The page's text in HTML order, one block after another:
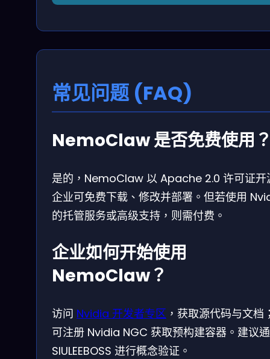
常见问题 (FAQ)
NemoClaw 是否免费使用
是的，NemoClaw 以 Apache 2.0 许可证开
企业可免费下载、修改并部署。但若使用
的托管服务或高级支持，则需付费。
企业如何开始使用
NemoClaw？
访问 Nvidia 开发者专区 ，获取源代码与文档
可注册 Nvidia NGC 获取预构建容器。建议
SIULEEBOSS 进行概念验证。